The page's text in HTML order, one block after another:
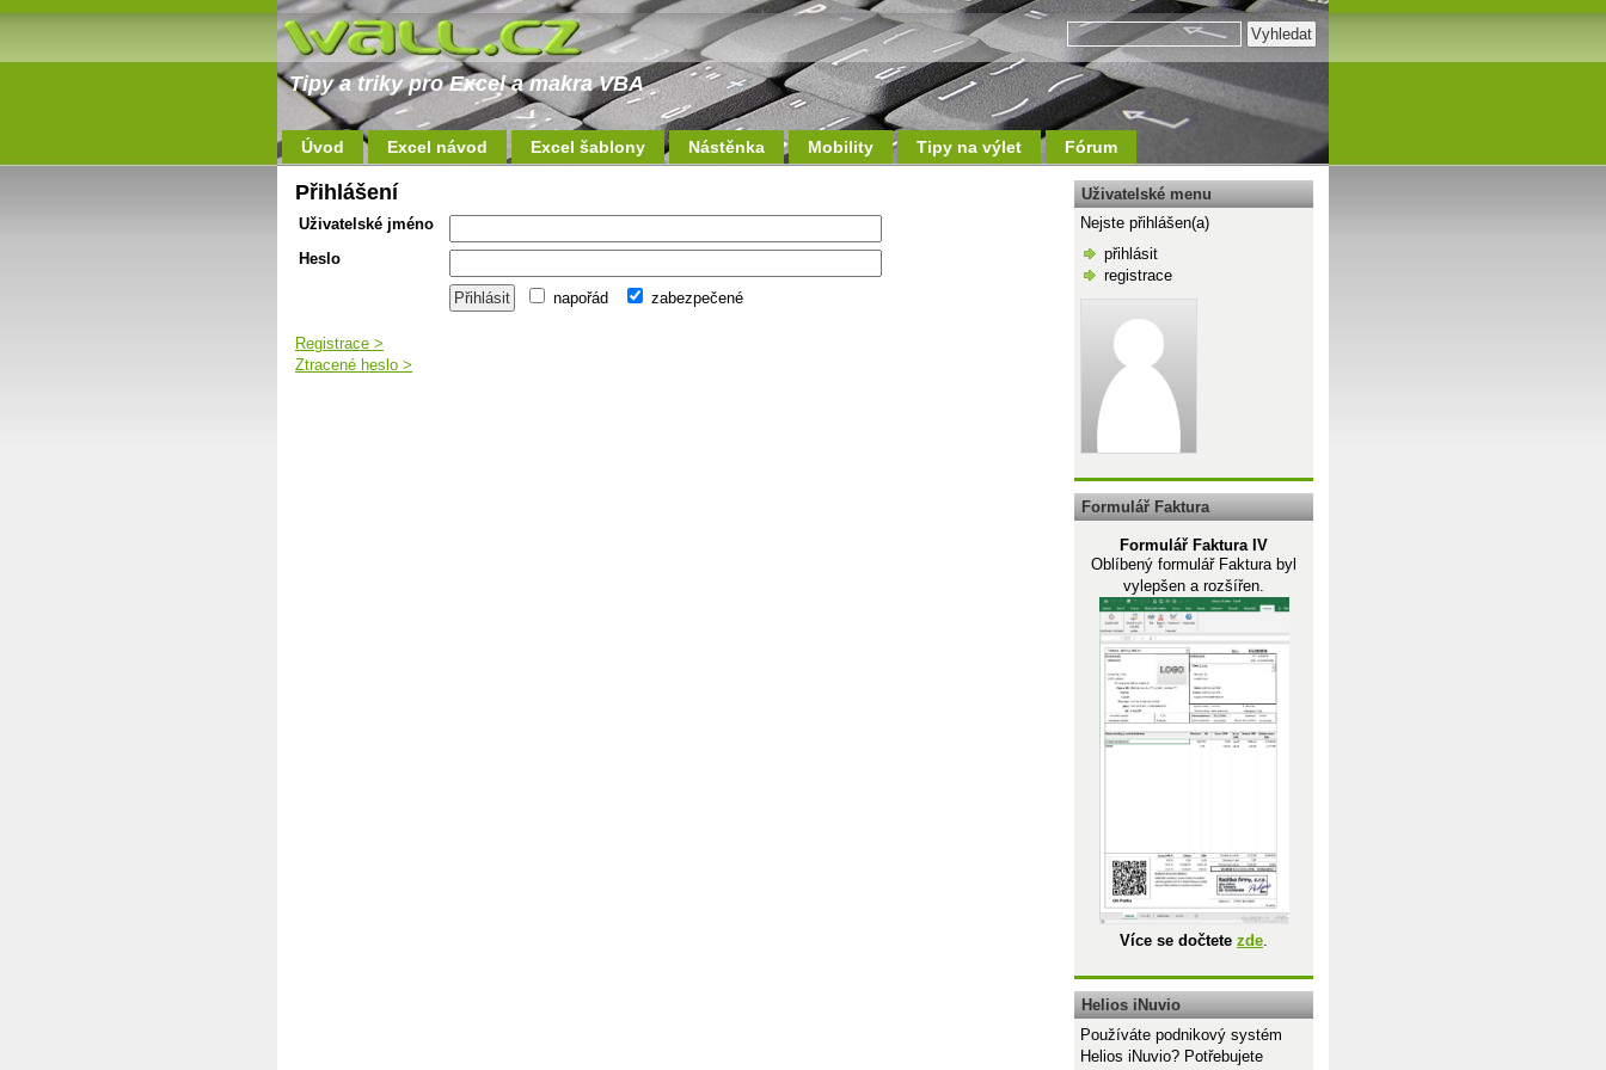
Tipy a triky pro Excel a makra VBA
Úvod Excel návod Excel šablony Nástěnka Mobility Tipy na výlet Fórum
Přihlášení
Uživatelské jméno
Heslo
napořád zabezpečené
Registrace >
Ztracené heslo >
Uživatelské menu
Nejste přihlášen(a)
přihlásit
registrace
Formulář Faktura
Formulář Faktura IV
Oblíbený formulář Faktura byl
vylepšen a rozšířen.
Více se dočtete zde.
Helios iNuvio
Používáte podnikový systém
Helios iNuvio? Potřebujete